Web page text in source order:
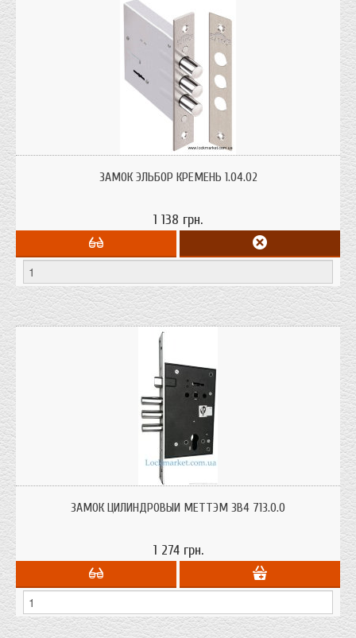
ЗАМОК ЭЛЬБОР КРЕМЕНЬ 1.04.02
1 138 грн.
ЗАМОК ЦИЛИНДРОВЫЙ МЕТТЭМ ЗВ4 713.0.0
1 274 грн.